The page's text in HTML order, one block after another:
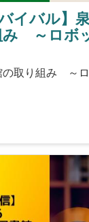
イバル】
み ～ロボ
の取り組み ～